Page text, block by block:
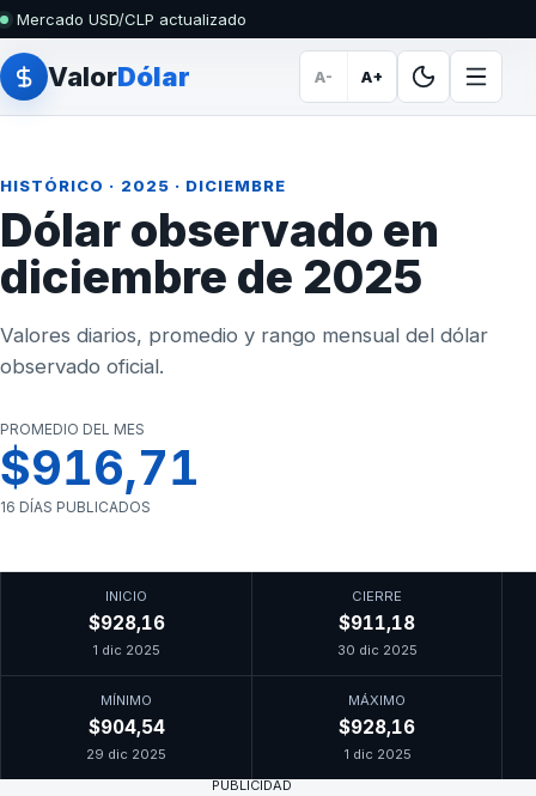
Mercado USD/CLP actualizado
ValorDólar A- A+
HISTÓRICO · 2025 · DICIEMBRE
Dólar observado en
diciembre de 2025
Valores diarios, promedio y rango mensual del dólar
observado oficial.
PROMEDIO DEL MES
$916,71
16 DÍAS PUBLICADOS
INICIO
$928,16
1 dic 2025
CIERRE
$911,18
30 dic 2025
MÍNIMO
$904,54
29 dic 2025
MÁXIMO
$928,16
1 dic 2025
PUBLICIDAD